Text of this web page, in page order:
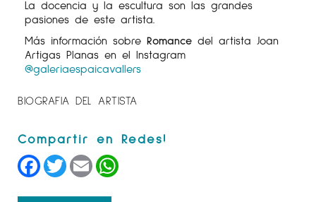
La docencia y la escultura son las grandes
pasiones de este artista.
Más información sobre Romance del artista Joan
Artigas Planas en el Instagram
@galeriaespaicavallers
BIOGRAFIA DEL ARTISTA
Facebook
TwitterEmail